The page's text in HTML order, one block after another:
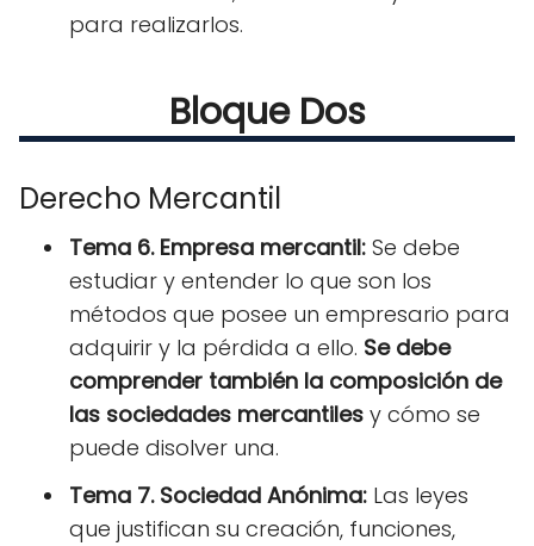
para realizarlos.
Bloque Dos
Derecho Mercantil
Tema 6. Empresa mercantil: Se debe
estudiar y entender lo que son los
métodos que posee un empresario para
adquirir y la pérdida a ello. Se debe
comprender también la composición de
las sociedades mercantiles y cómo se
puede disolver una.
Tema 7. Sociedad Anónima: Las leyes
que justifican su creación, funciones,